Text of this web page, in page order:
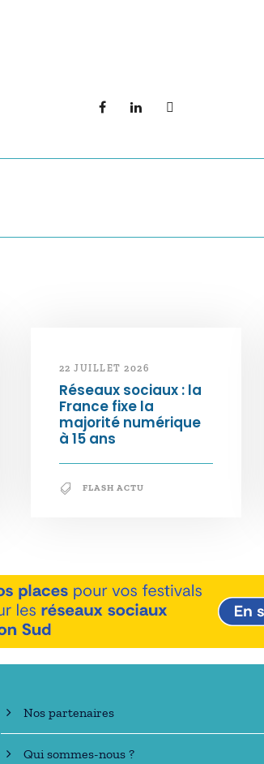
22 JUILLET 2026
Réseaux sociaux : la
France fixe la
majorité numérique
à 15 ans
FLASH ACTU
En savoir +
Nos partenaires
Qui sommes-nous ?